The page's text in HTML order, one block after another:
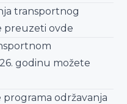
transportnog
preuzetiovde
godinu možete
održavanja